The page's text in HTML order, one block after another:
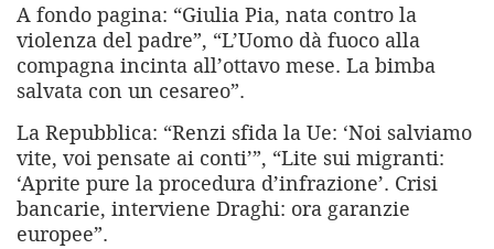
A fondo pagina: “Giulia Pia, nata contro la
violenza del padre”, “L’Uomo dà fuoco alla
compagna incinta all’ottavo mese. La bimba
salvata con un cesareo”.
La Repubblica: “Renzi sfida la Ue: ‘Noi salviamo
vite, voi pensate ai conti’”, “Lite sui migranti:
‘Aprite pure la procedura d’infrazione’. Crisi
bancarie, interviene Draghi: ora garanzie
europee”.